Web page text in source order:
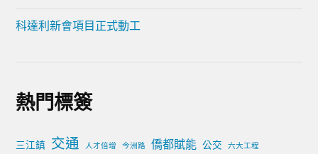
科達利新會項目正式動工
熱門標簽
三江鎮 交通 人才倍增 今洲路 僑都賦能 公交 六大工程